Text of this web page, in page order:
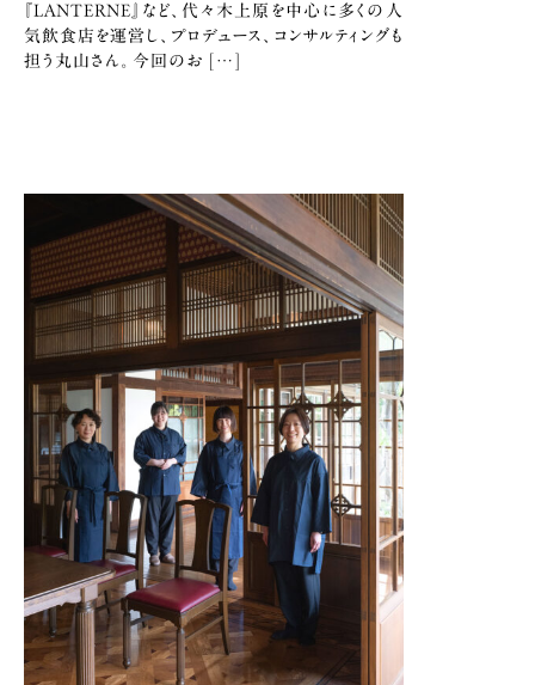
『LANTERNE』など、代々木上原を中心に多くの人
気飲食店を運営し、プロデュース、コンサルティングも
担う丸山さん。今回のお […]